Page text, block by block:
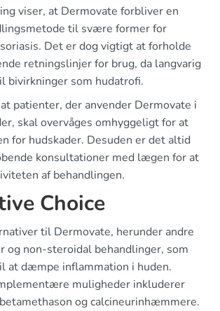
viser, at Dermovate forbliver en
til svære former for
Det er dog vigtigt at forholde
retningslinjer for brug, da langvarig
bivirkninger som hudatrofi.
patienter, der anvender Dermovate i
skal overvåges omhyggeligt for at
for hudskader. Desuden er det altid
konsultationer med lægen for at
af behandlingen.
Choice
til Dermovate, herunder andre
og non-steroidal behandlinger, som
at dæmpe inflammation i huden.
muligheder inkluderer
og calcineurinhæmmere.